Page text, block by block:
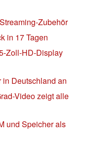
Zubehör
in 17 Tagen
Zoll-HD-Display
Deutschland an
Video zeigt alle
und Speicher als